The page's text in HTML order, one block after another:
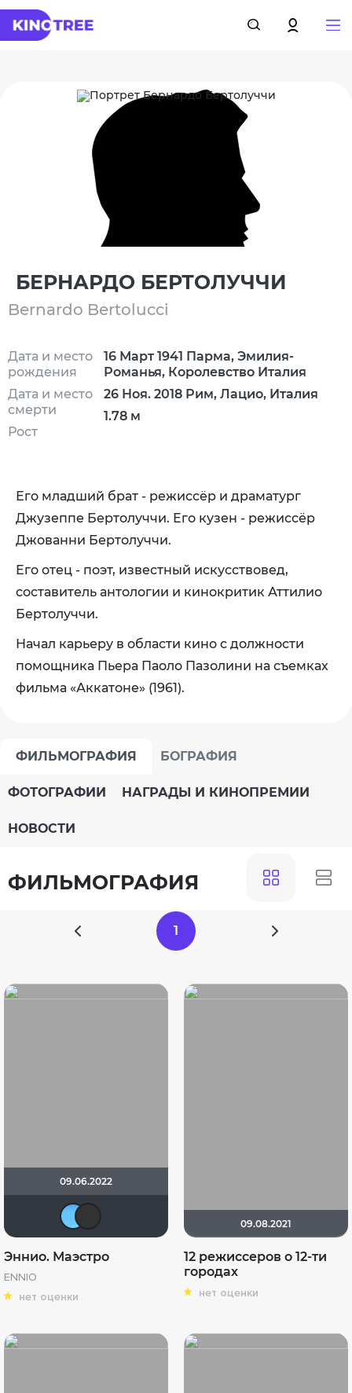
БЕРНАРДО БЕРТОЛУЧЧИ
Bernardo Bertolucci
Дата и место
рождения
Дата и место
смерти
Рост
16 Март 1941 Парма, Эмилия-
Романья, Королевство Италия
26 Ноя. 2018 Рим, Лацио, Италия
1.78 м
Его младший брат - режиссёр и драматург
Джузеппе Бертолуччи. Его кузен - режиссёр
Джованни Бертолуччи.
Его отец - поэт, известный искусствовед,
составитель антологии и кинокритик Аттилио
Бертолуччи.
Начал карьеру в области кино с должности
помощника Пьера Паоло Пазолини на съемках
фильма «Аккатоне» (1961).
ФИЛЬМОГРАФИЯ БОГРАФИЯ
ФОТОГРАФИИ НАГРАДЫ И КИНОПРЕМИИ
НОВОСТИ
ФИЛЬМОГРАФИЯ
1
09.06.2022
KL200142RKE
Эннио. Маэстро
ENNIO
нет оценки
09.08.2021
12 режиссеров о 12-ти
городах
нет оценки